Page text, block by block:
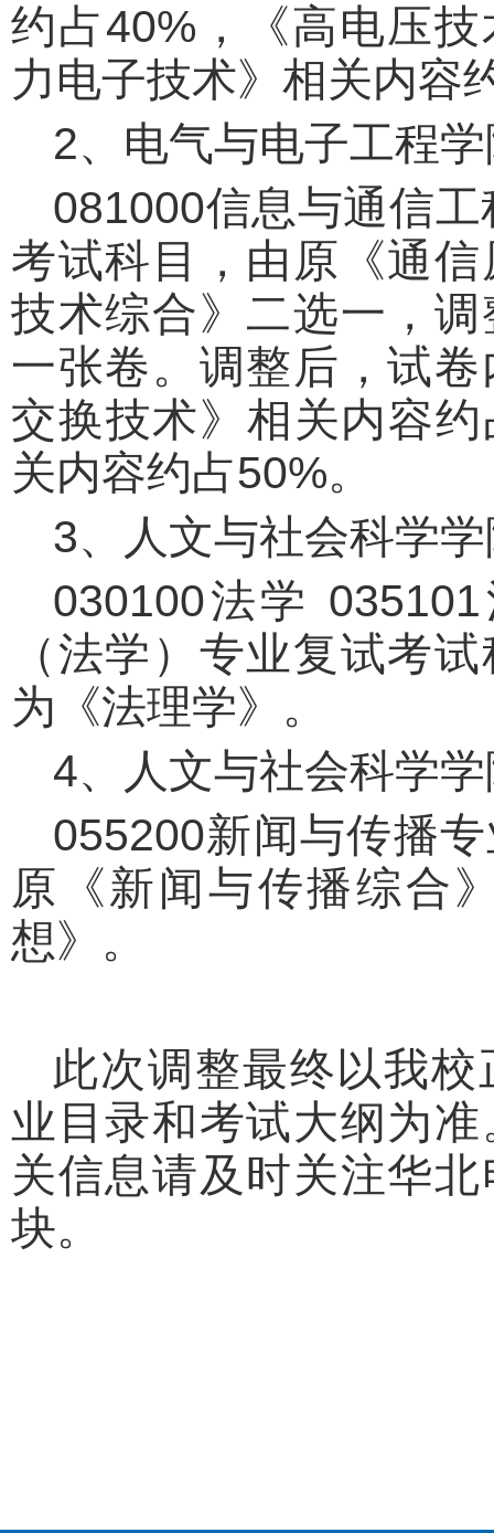
约占40%，《高电压
力电子技术》相关内容
2、电气与电子工程
081000信息与通信
考试科目，由原《通
技术综合》二选一，
一张卷。调整后，试
交换技术》相关内容
关内容约占50%。
3、人文与社会科学
030100法学
（法学）专业复试考
为《法理学》。
4、人文与社会科学
055200新闻与传播
原《新闻与传播综合
想》。
此次调整最终以我
业目录和考试大纲为
关信息请及时关注华
块。